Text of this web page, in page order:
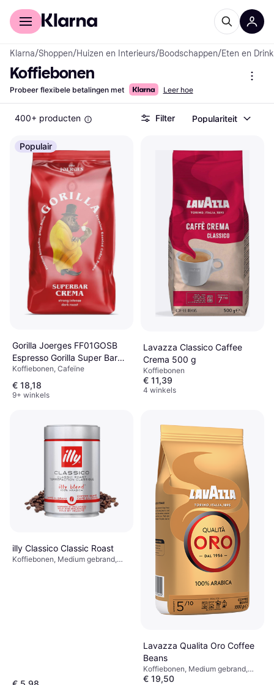
Voor shoppers
Klarna/Shoppen/Huizen en Interieurs/Boodschappen/Eten en
Koffiebonen
Probeer flexibele betalingen met Leer hoe
400+ producten Filter Populariteit
Populair
Gorilla Joerges FF01GOSB
Espresso Gorilla Super Bar
Crema, 1
Koffiebonen, Cafeïne
€ 18,18
9+ winkels
Lavazza Classico Caffee
Crema 500 g
Koffiebonen
€ 11,39
4 winkels
illy Classico Classic Roast
Koffiebonen, Medium gebrand,
Lavazza Qualita Oro Coffee
Beans
Koffiebonen, Medium gebrand,
Cafeïne
€ 19,50